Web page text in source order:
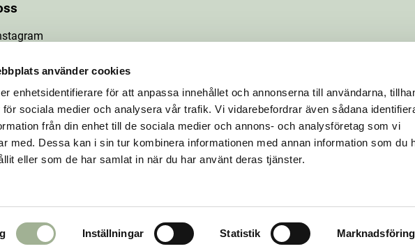
använder cookies
enhetsidentifierare för att anpassa innehållet och annonserna till användarna,
för sociala medier och analysera vår trafik. Vi vidarebefordrar även sådana
från din enhet till de sociala medier och annons- och analysföretag som vi
med. Dessa kan i sin tur kombinera informationen med annan information som du
eller som de har samlat in när du har använt deras tjänster.
Inställningar Statistik Marknadsföring
Facebook
ägs och